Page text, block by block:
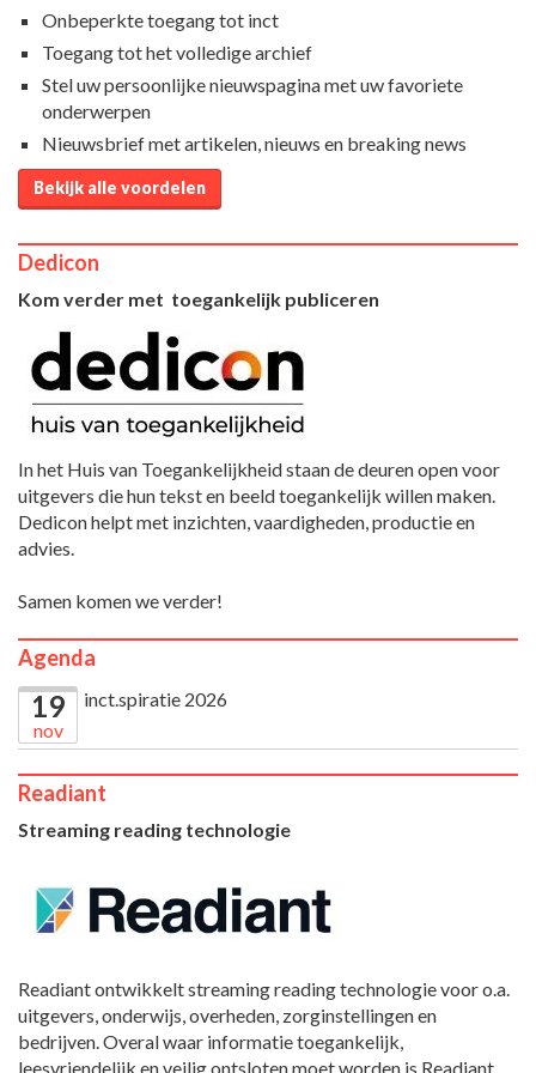
Onbeperkte toegang tot inct
Toegang tot het volledige archief
Stel uw persoonlijke nieuwspagina met uw favoriete
onderwerpen
Nieuwsbrief met artikelen, nieuws en breaking news
Bekijk alle voordelen
Dedicon
Kom verder met toegankelijk publiceren
In het Huis van Toegankelijkheid staan de deuren open voor
uitgevers die hun tekst en beeld toegankelijk willen maken.
Dedicon helpt met inzichten, vaardigheden, productie en
advies.
Samen komen we verder!
Agenda
19
nov
inct.spiratie 2026
Readiant
Streaming reading technologie
Readiant ontwikkelt streaming reading technologie voor o.a.
uitgevers, onderwijs, overheden, zorginstellingen en
bedrijven. Overal waar informatie toegankelijk,
leesvriendelijk en veilig ontsloten moet worden is Readiant